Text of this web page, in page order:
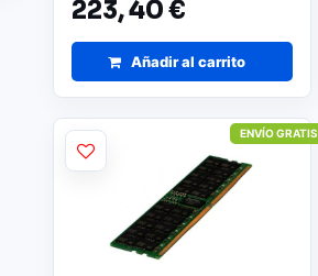
223,40 €
Añadir al carrito
ENVÍO GRATIS